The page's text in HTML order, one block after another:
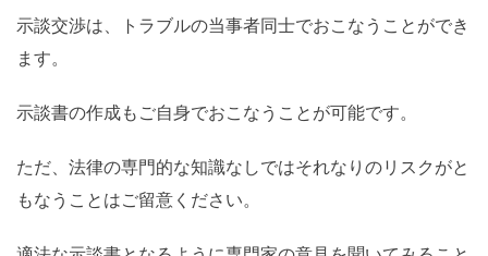
示談交渉は、トラブルの当事者同士でおこなうことができ
ます。
示談書の作成もご自身でおこなうことが可能です。
ただ、法律の専門的な知識なしではそれなりのリスクがと
もなうことはご留意ください。